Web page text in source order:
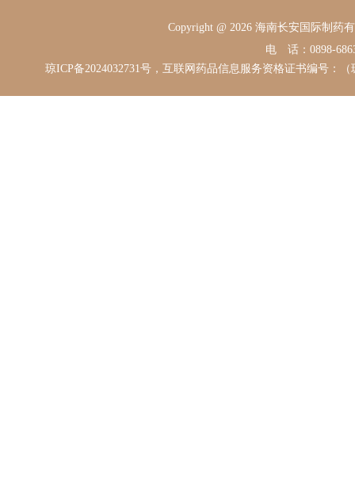
Copyright @ 2026 海南长安国际制
电 话：0898-
琼ICP备2024032731号，互联网药品信息服务资格证书编号：（